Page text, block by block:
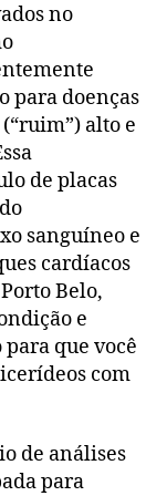
no
para doenças
alto e
de placas
sanguíneo e
cardíacos
Belo,
e
que você
com
de análises
para